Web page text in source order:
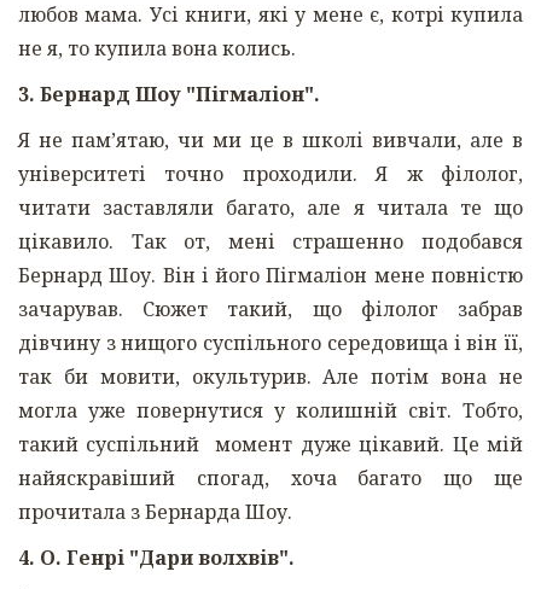
любов мама. Усі книги, які у мене є, котрі купила
не я, то купила вона колись.
3. Бернард Шоу "Пігмаліон".
Я не пам’ятаю, чи ми це в школі вивчали, але в
університеті точно проходили. Я ж філолог,
читати заставляли багато, але я читала те що
цікавило. Так от, мені страшенно подобався
Бернард Шоу. Він і його Пігмаліон мене повністю
зачарував. Сюжет такий, що філолог забрав
дівчину з нищого суспільного середовища і він її,
так би мовити, окультурив. Але потім вона не
могла уже повернутися у колишній світ. Тобто,
такий суспільний момент дуже цікавий. Це мій
найяскравіший спогад, хоча багато що ще
прочитала з Бернарда Шоу.
4. О. Генрі "Дари волхвів".